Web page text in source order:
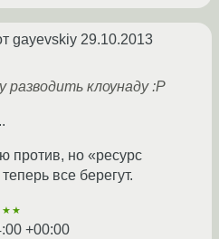
gayevskiy 29.10.2013
разводить клоунаду :P
против, но «ресурс
все берегут.
+00:00